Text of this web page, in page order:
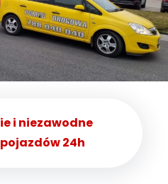
i niezawodne
24h